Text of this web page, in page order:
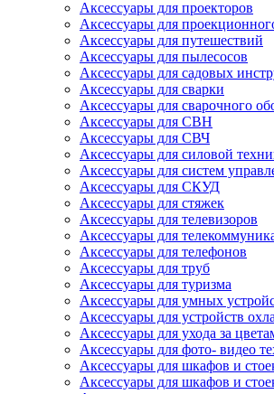
Аксессуары для проекторов
Аксессуары для
Аксессуары для путешествий
Аксессуары для пылесосов
Аксессуары для садовых
Аксессуары для сварки
Аксессуары для сварочного
Аксессуары для СВН
Аксессуары для СВЧ
Аксессуары для силовой
Аксессуары для систем
Аксессуары для СКУД
Аксессуары для стяжек
Аксессуары для телевизоров
Аксессуары для
Аксессуары для телефонов
Аксессуары для труб
Аксессуары для туризма
Аксессуары для умных
Аксессуары для устройств
Аксессуары для ухода за
Аксессуары для фото- видео
Аксессуары для шкафов и
Аксессуары для шкафов и